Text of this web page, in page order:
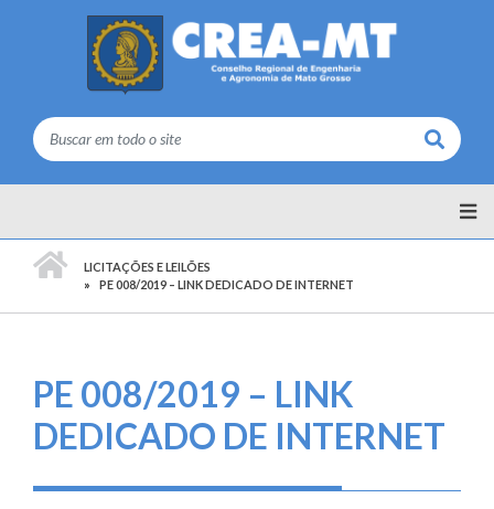
Buscar
LICITAÇÕES E LEILÕES
PE 008/2019 – LINK DEDICADO DE INTERNET
PE 008/2019 – LINK
DEDICADO DE INTERNET